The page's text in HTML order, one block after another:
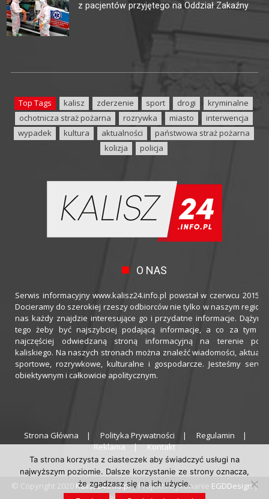
z pacjentów przyjętego na Oddział Zakaźny
Top Tags kalisz zderzenie sport drogi
kryminalne
ochotnicza straż pożarna
rozrywka miasto
interwencja
wypadek
kultura aktualności
państwowa straż pożarna
kolizja
policja
O NAS
Serwis informacyjny www.kalisz24.info.pl powstał w czerwcu 2015
Docieramy do szerokiej rzeszy odbiorców nie tylko w naszym
nas każdy znajdzie interesujące go i przydatne informacje.
tego żeby być najszybciej podającą informacje, a co za tym
najczęściej odwiedzaną stroną informacyjną na terenie
kaliskiego. Na naszych stronach można znaleźć wiadomości,
sportowe, rozrywkowe, kulturalne i gospodarcze. Jesteśmy
obiektywnym i całkowicie apolitycznym.
Strona Główna Polityka Prywatności
Regulamin
Reklama
Kontakt
© Copyright 2020 Kalisz24.info.pl| Projekt i wykonanie EGDDesign|
Ta strona korzysta z ciasteczek aby świadczyć usługi na
najwyższym poziomie. Dalsze korzystanie ze strony oznacza,
że zgadzasz się na ich użycie.